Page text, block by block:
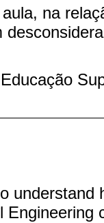
na
Educação
understand